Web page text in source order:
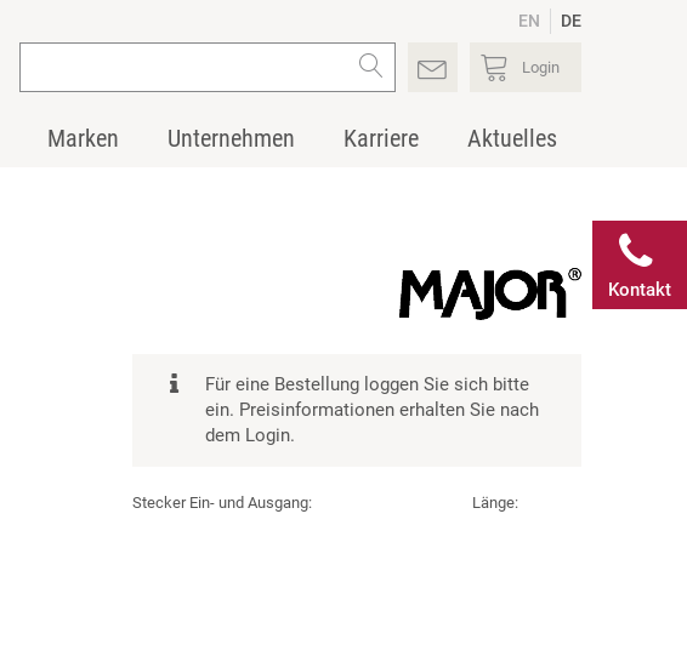
EN DE
Login
Marken Unternehmen Karriere Aktuelles
Kontakt
Für eine Bestellung loggen Sie sich bitte
ein. Preisinformationen erhalten Sie nach
dem Login.
Stecker Ein- und Ausgang: Länge: